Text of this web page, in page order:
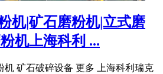
机|矿石磨粉机|立式磨
机上海科利 ...
机 矿石破碎设备 更多 上海科利瑞克